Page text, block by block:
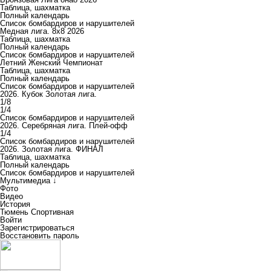
Таблица, шахматка
Полный календарь
Список бомбардиров и нарушителей
Медная лига. 8x8 2026
Таблица, шахматка
Полный календарь
Список бомбардиров и нарушителей
Летний Женский Чемпионат
Таблица, шахматка
Полный календарь
Список бомбардиров и нарушителей
2026. Кубок Золотая лига.
1/8
1/4
Список бомбардиров и нарушителей
2026. Серебряная лига. Плей-офф
1/4
Список бомбардиров и нарушителей
2026. Золотая лига. ФИНАЛ
Таблица, шахматка
Полный календарь
Список бомбардиров и нарушителей
Мультимедиа ↓
Фото
Видео
История
Тюмень Спортивная
Войти
Зарегистрироваться
Восстановить пароль